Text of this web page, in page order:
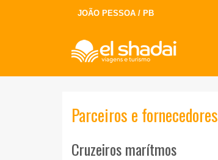
JOÃO PESSOA / PB
Parceiros e fornecedores
Cruzeiros marítmos